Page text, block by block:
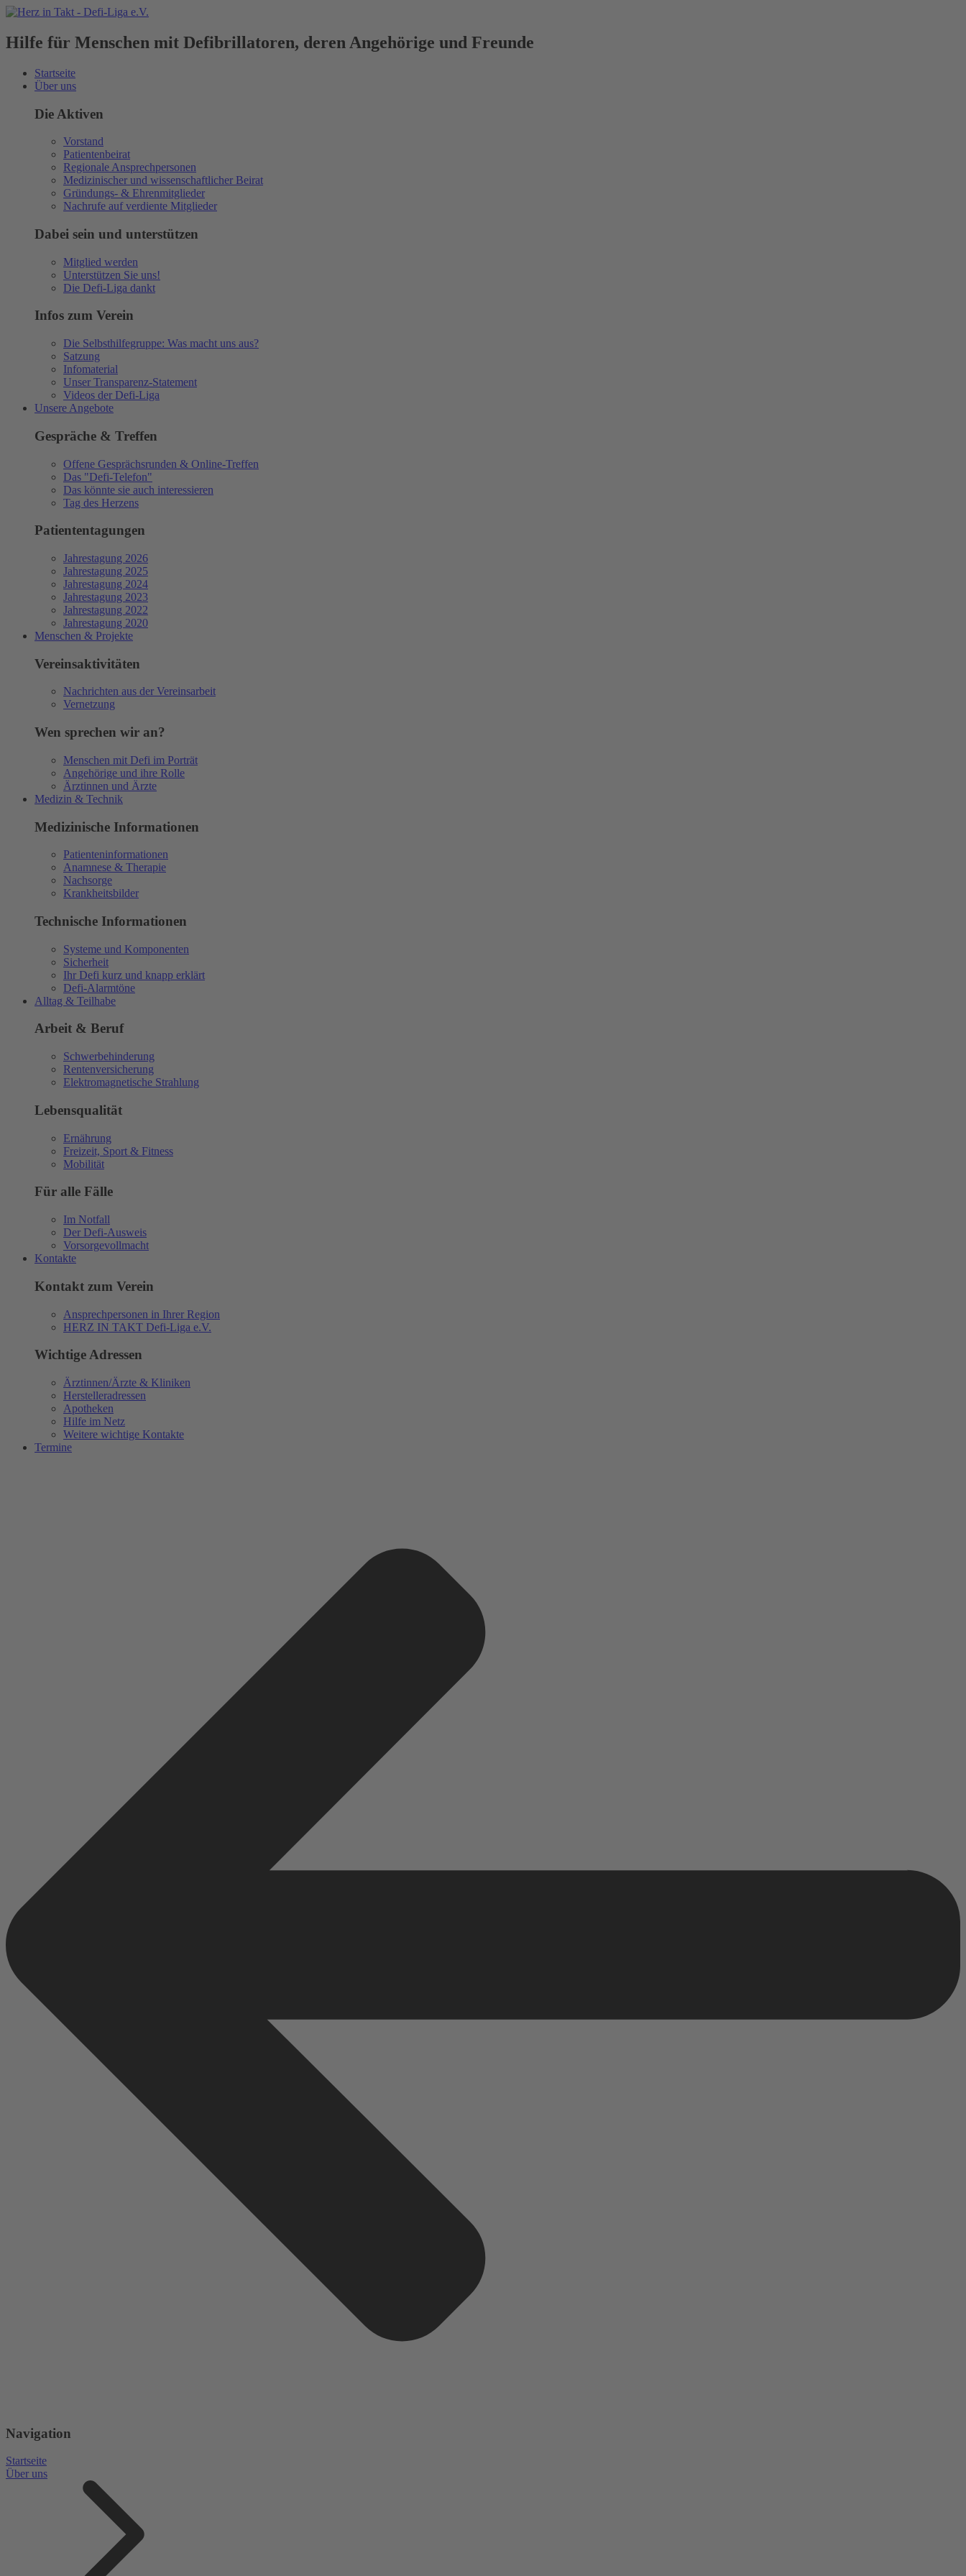
Hilfe für Menschen mit Defibrillatoren, deren Angehörige und Freunde
Startseite
Über uns
Die Aktiven
Vorstand
Patientenbeirat
Regionale Ansprechpersonen
Medizinischer und wissenschaftlicher Beirat
Gründungs- & Ehrenmitglieder
Nachrufe auf verdiente Mitglieder
Dabei sein und unterstützen
Mitglied werden
Unterstützen Sie uns!
Die Defi-Liga dankt
Infos zum Verein
Die Selbsthilfegruppe: Was macht uns aus?
Satzung
Infomaterial
Unser Transparenz-Statement
Videos der Defi-Liga
Unsere Angebote
Gespräche & Treffen
Offene Gesprächsrunden & Online-Treffen
Das "Defi-Telefon"
Das könnte sie auch interessieren
Tag des Herzens
Patiententagungen
Jahrestagung 2026
Jahrestagung 2025
Jahrestagung 2024
Jahrestagung 2023
Jahrestagung 2022
Jahrestagung 2020
Menschen & Projekte
Vereinsaktivitäten
Nachrichten aus der Vereinsarbeit
Vernetzung
Wen sprechen wir an?
Menschen mit Defi im Porträt
Angehörige und ihre Rolle
Ärztinnen und Ärzte
Medizin & Technik
Medizinische Informationen
Patienteninformationen
Anamnese & Therapie
Nachsorge
Krankheitsbilder
Technische Informationen
Systeme und Komponenten
Sicherheit
Ihr Defi kurz und knapp erklärt
Defi-Alarmtöne
Alltag & Teilhabe
Arbeit & Beruf
Schwerbehinderung
Rentenversicherung
Elektromagnetische Strahlung
Lebensqualität
Ernährung
Freizeit, Sport & Fitness
Mobilität
Für alle Fälle
Im Notfall
Der Defi-Ausweis
Vorsorgevollmacht
Kontakte
Kontakt zum Verein
Ansprechpersonen in Ihrer Region
HERZ IN TAKT Defi-Liga e.V.
Wichtige Adressen
Ärztinnen/Ärzte & Kliniken
Herstelleradressen
Apotheken
Hilfe im Netz
Weitere wichtige Kontakte
Termine
Navigation
Startseite
Über uns